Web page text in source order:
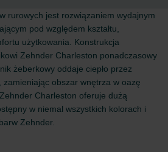
rurowych jest rozwiązaniem wydajnym
pod względem kształtu,
użytkowania. Konstrukcja
Zehnder Charleston ponadczasowy
żeberkowy oddaje ciepło przez
zamieniając obszar wnętrza w oazę
Charleston oferuje dużą
w niemal wszystkich kolorach i
Zehnder.